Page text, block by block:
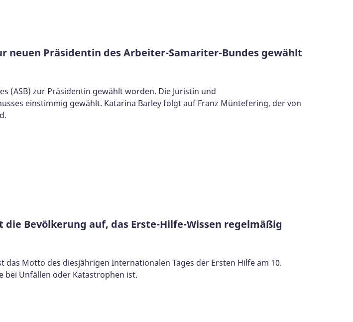
neuen Präsidentin des Arbeiter-Samariter-Bundes gewählt
(ASB) zur Präsidentin gewählt worden. Die Juristin und
einstimmig gewählt. Katarina Barley folgt auf Franz Müntefering, der von
Bevölkerung auf, das Erste-Hilfe-Wissen regelmäßig
das Motto des diesjährigen Internationalen Tages der Ersten Hilfe am 10.
bei Unfällen oder Katastrophen ist.